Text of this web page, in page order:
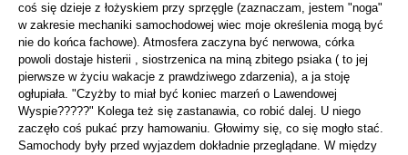
coś się dzieje z łożyskiem przy sprzęgle (zaznaczam, jestem "noga"
w zakresie mechaniki samochodowej wiec moje określenia mogą być
nie do końca fachowe). Atmosfera zaczyna być nerwowa, córka
powoli dostaje histerii , siostrzenica na miną zbitego psiaka ( to jej
pierwsze w życiu wakacje z prawdziwego zdarzenia), a ja stoję
ogłupiała. "Czyżby to miał być koniec marzeń o Lawendowej
Wyspie?????" Kolega też się zastanawia, co robić dalej. U niego
zaczęło coś pukać przy hamowaniu. Głowimy się, co się mogło stać.
Samochody były przed wyjazdem dokładnie przeglądane. W między